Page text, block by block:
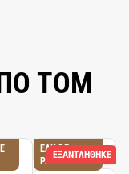
TOM
EAU DE
PARFUM
ΕΞΑΝΤΛΉΘΗΚΕ